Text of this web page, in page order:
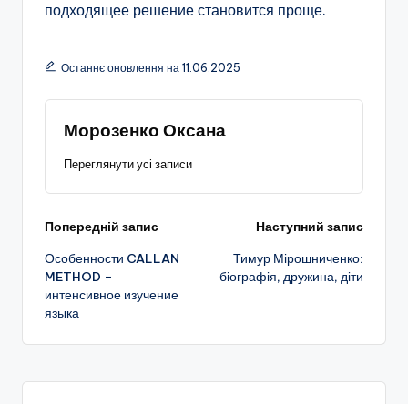
подходящее решение становится проще.
Останнє оновлення на 11.06.2025
Морозенко Оксана
Переглянути усі записи
Навігація
по
запису
Попередній запис
Особенности CALLAN
METHOD –
интенсивное изучение
языка
Наступний запис
Тимур Мірошниченко:
біографія, дружина, діти